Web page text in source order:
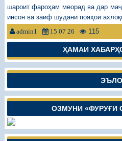
шароит фароҳам меорад ва дар
инсон ва заиф шудани пояҳои
admin1 15 07 26 115
ҲАМАИ
ОЗМУНИ «ФУРУҒИ